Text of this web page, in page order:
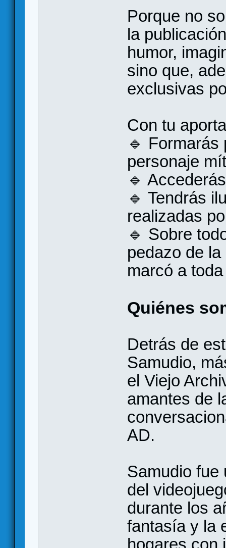
Porque no
la
humor,
sino que,
exclusivas
Con tu
🔹 Formarás
personaje
🔹
🔹 Tendrás
realizadas
🔹 Sobre
pedazo de
marcó a
Quiénes
Detrás de
Samudio,
el Viejo
amantes de
AD.
Samudio fue
del
durante los
fantasía y la
hogares con